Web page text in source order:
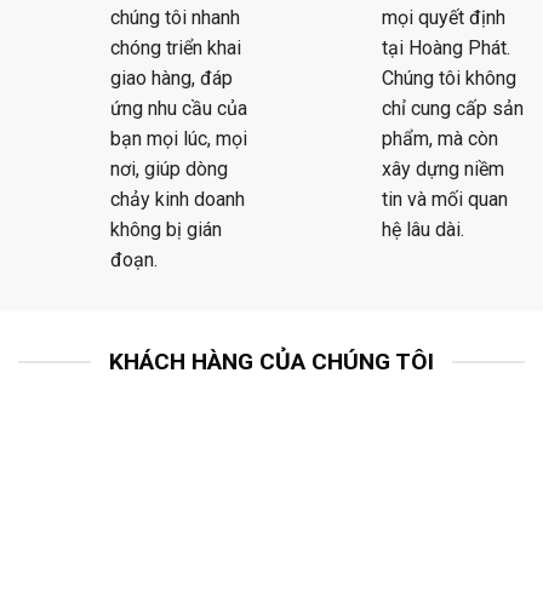
chúng tôi nhanh
chóng triển khai
giao hàng, đáp
ứng nhu cầu của
bạn mọi lúc, mọi
nơi, giúp dòng
chảy kinh doanh
không bị gián
đoạn.
mọi quyết định
tại Hoàng Phát.
Chúng tôi không
chỉ cung cấp sản
phẩm, mà còn
xây dựng niềm
tin và mối quan
hệ lâu dài.
KHÁCH HÀNG CỦA CHÚNG TÔI